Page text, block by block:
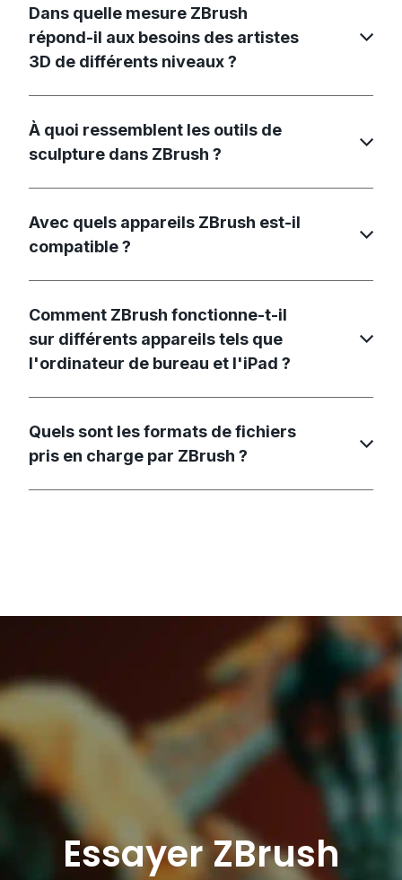
Dans quelle mesure ZBrush
répond-il aux besoins des artistes
3D de différents niveaux ?
À quoi ressemblent les outils de
sculpture dans ZBrush ?
Avec quels appareils ZBrush est-il
compatible ?
Comment ZBrush fonctionne-t-il
sur différents appareils tels que
l'ordinateur de bureau et l'iPad ?
Quels sont les formats de fichiers
pris en charge par ZBrush ?
Essayer ZBrush